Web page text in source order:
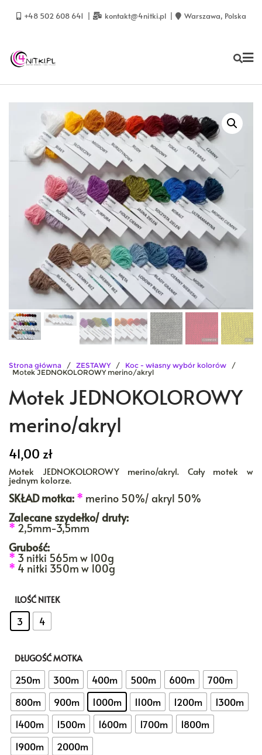
+48 502 608 641 kontakt@4nitki.pl Warszawa, Polska
Strona główna / ZESTAWY/ Koc - własny wybór kolorów /
Motek JEDNOKOLOROWY merino/akryl
Motek JEDNOKOLOROWY
merino/akryl
41,00 zł
Motek JEDNOKOLOROWY merino/akryl. Cały motek w
jednym kolorze.
SKŁAD motka: * merino 50%/ akryl 50%
Zalecane szydełko/ druty:
* 2,5mm-3,5mm
Grubość:
* 3 nitki 565m w 100g
* 4 nitki 350m w 100g
ILOŚĆ NITEK
3 4
DŁUGOŚĆ MOTKA
250m 300m 400m 500m 600m
700m
800m
900m 1000m 1100m 1200m
1300m
1400m
1500m 1600m 1700m
1800m
1900m
2000m